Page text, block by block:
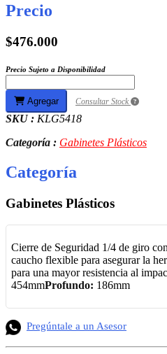
Precio
$476.000
Precio Sujeto a Disponibilidad
Agregar Consultar Stock
SKU : KLG5418
Categoría : Gabinetes Plásticos
Categoría
Gabinetes Plásticos
Cierre de Seguridad 1/4 de giro
caucho flexible para asegurar la
para una mayor resistencia al
454mmProfundo: 186mm
Pregúntale a un Asesor